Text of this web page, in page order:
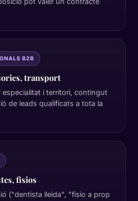
B2B
transport
especialitat i territori, contingut
de leads qualificats a tota la
fisios
("dentista lleida", "fisio a prop